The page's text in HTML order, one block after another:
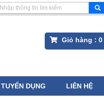
Giỏ hàng : 0
TUYỂN DỤNG LIÊN HỆ